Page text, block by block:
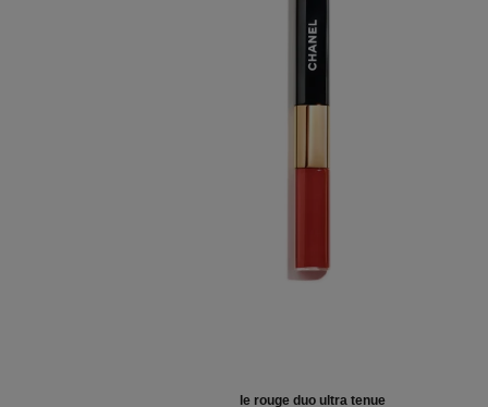
le rouge duo ultra tenue